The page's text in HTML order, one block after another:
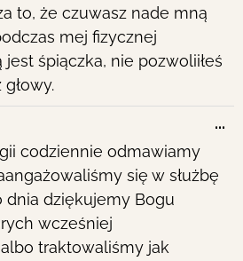
to, że czuwasz nade mną
mej fizycznej
śpiączka, nie pozwoliiłeś
głowy.
codziennie odmawiamy
się w służbę
dnia dziękujemy Bogu
wcześniej
traktowaliśmy jak
...